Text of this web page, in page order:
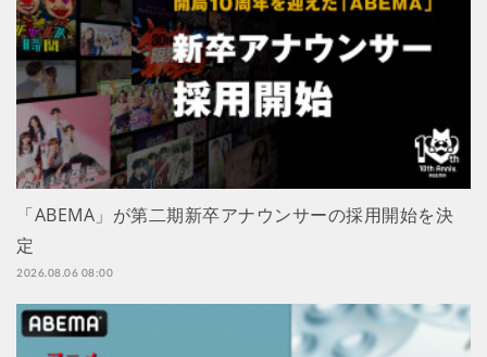
「ABEMA」が第二期新卒アナウンサーの採用開始を決
定
2026.08.06 08:00